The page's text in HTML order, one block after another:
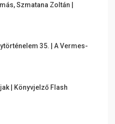
Szmatana Zoltán |
35. | A Vermes-
| Könyvjelző Flash